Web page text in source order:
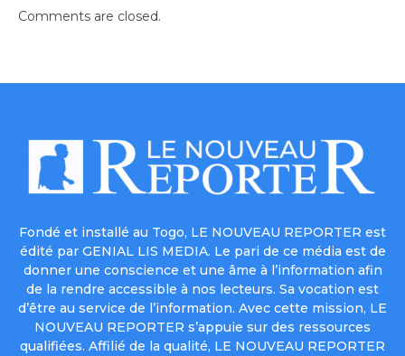
Comments are closed.
Fondé et installé au Togo, LE NOUVEAU REPORTER est
édité par GENIAL LIS MEDIA. Le pari de ce média est de
donner une conscience et une âme à l’information afin
de la rendre accessible à nos lecteurs. Sa vocation est
d’être au service de l’information. Avec cette mission, LE
NOUVEAU REPORTER s’appuie sur des ressources
qualifiées. Affilié de la qualité, LE NOUVEAU REPORTER